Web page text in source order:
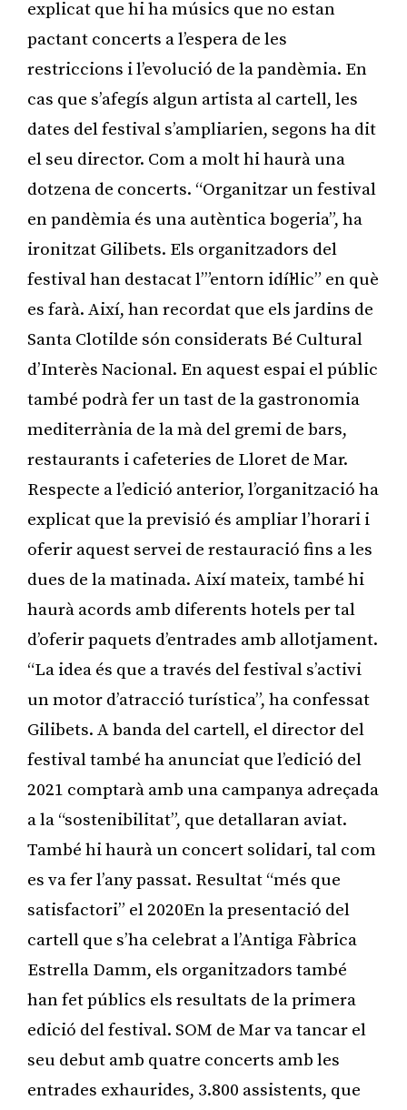
explicat que hi ha músics que no estan
pactant concerts a l’espera de les
restriccions i l’evolució de la pandèmia. En
cas que s’afegís algun artista al cartell, les
dates del festival s’ampliarien, segons ha dit
el seu director. Com a molt hi haurà una
dotzena de concerts. “Organitzar un festival
en pandèmia és una autèntica bogeria”, ha
ironitzat Gilibets. Els organitzadors del
festival han destacat l’”entorn idíl·lic” en què
es farà. Així, han recordat que els jardins de
Santa Clotilde són considerats Bé Cultural
d’Interès Nacional. En aquest espai el públic
també podrà fer un tast de la gastronomia
mediterrània de la mà del gremi de bars,
restaurants i cafeteries de Lloret de Mar.
Respecte a l’edició anterior, l’organització ha
explicat que la previsió és ampliar l’horari i
oferir aquest servei de restauració fins a les
dues de la matinada. Així mateix, també hi
haurà acords amb diferents hotels per tal
d’oferir paquets d’entrades amb allotjament.
“La idea és que a través del festival s’activi
un motor d’atracció turística”, ha confessat
Gilibets. A banda del cartell, el director del
festival també ha anunciat que l’edició del
2021 comptarà amb una campanya adreçada
a la “sostenibilitat”, que detallaran aviat.
També hi haurà un concert solidari, tal com
es va fer l’any passat. Resultat “més que
satisfactori” el 2020En la presentació del
cartell que s’ha celebrat a l’Antiga Fàbrica
Estrella Damm, els organitzadors també
han fet públics els resultats de la primera
edició del festival. SOM de Mar va tancar el
seu debut amb quatre concerts amb les
entrades exhaurides, 3.800 assistents, que